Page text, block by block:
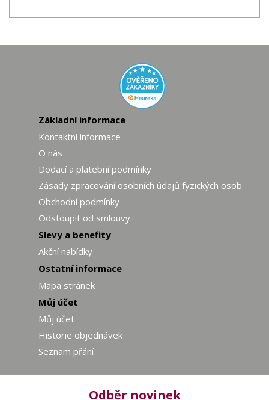
Základní informace
Kontaktní informace
O nás
Dodací a platební podmínky
Zásady zpracování osobních údajů fyzických osob
Obchodní podmínky
Odstoupit od smlouvy
Slevy a benefity
Akční nabídky
Ostatní informace
Mapa stránek
Můj účet
Můj účet
Historie objednávek
Seznam přání
Odběr novinek